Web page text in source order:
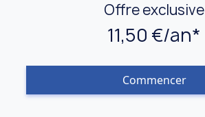
Offre exclusive
11,50 €/an*
Commencer